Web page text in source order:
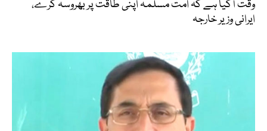
وقت آگیا ہے کہ امت مسلمہ اپنی طاقت پر بھروسہ کرے،
ایرانی وزیر خارجہ